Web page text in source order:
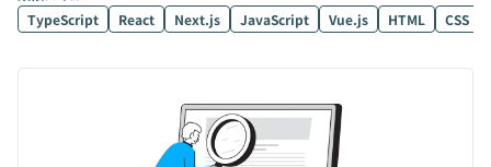
TypeScript
React Next.js JavaScript Vue.js HTML CSS